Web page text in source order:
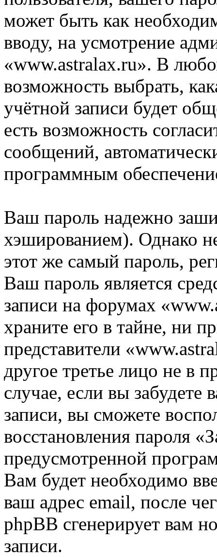
может быть как
вводу, на усмотрение
«www.astralax.ru». В
возможность выбрать,
учётной записи будет
есть возможность
сообщений,
программным
Ваш пароль надежно
хэшированием). Однако
этот же самый пароль,
Ваш пароль является
записи на форумах
храните его в тайне, ни
представители
другое третье лицо не в
случае, если вы
записи, вы сможете
восстановления пароля
предусмотренной
Вам будет необходимо
ваш адрес email, после
phpBB сгенерирует вам
записи.